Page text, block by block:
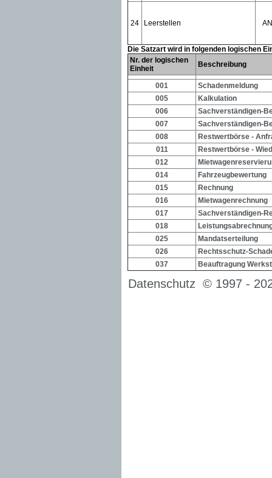
24 Leerstellen AN
Die Satzart wird in folgenden logischen
Nr. der logischen
Einheit
Beschreibung
001
Schadenmeldung
005
Kalkulation
006
Sachverständigen-
007
Sachverständigen-
008
Restwertbörse -
011
Restwertbörse -
012
014
Fahrzeugbewertung
015
Rechnung
016
Mietwagenrechnung
017
Sachverständigen-
018
025
Mandatserteilung
026
Rechtsschutz-
037
Beauftragung
Datenschutz © 1997 -